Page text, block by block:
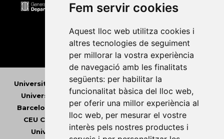
Fem servir cookies
Aquest lloc web utilitza cookies i
altres tecnologies de seguiment
per millorar la vostra experiència
de navegació amb les finalitats
següents: per habilitar la
funcionalitat bàsica del lloc web,
per oferir una millor experiència al
lloc web, per mesurar el vostre
interès pels nostres productes i
Universitat Abat Oliba CEU•Universitat d'Alacant
Universitat d'Andorra•Universitat Autònoma de
Barcelona
Universitat de Barcelona• Universitat
CEU Cardenal Herrera•Universitat de Girona
Universitat de les Illes Balears• Universitat